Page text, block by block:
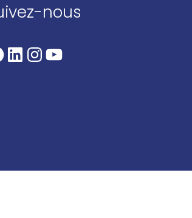
nous
LinkedIn Instagram YouTube